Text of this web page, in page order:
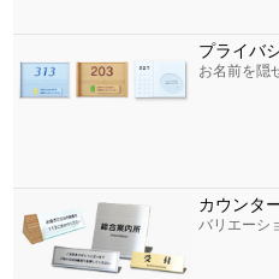
プライバ
お名前を隠
カウンタ
バリエーシ